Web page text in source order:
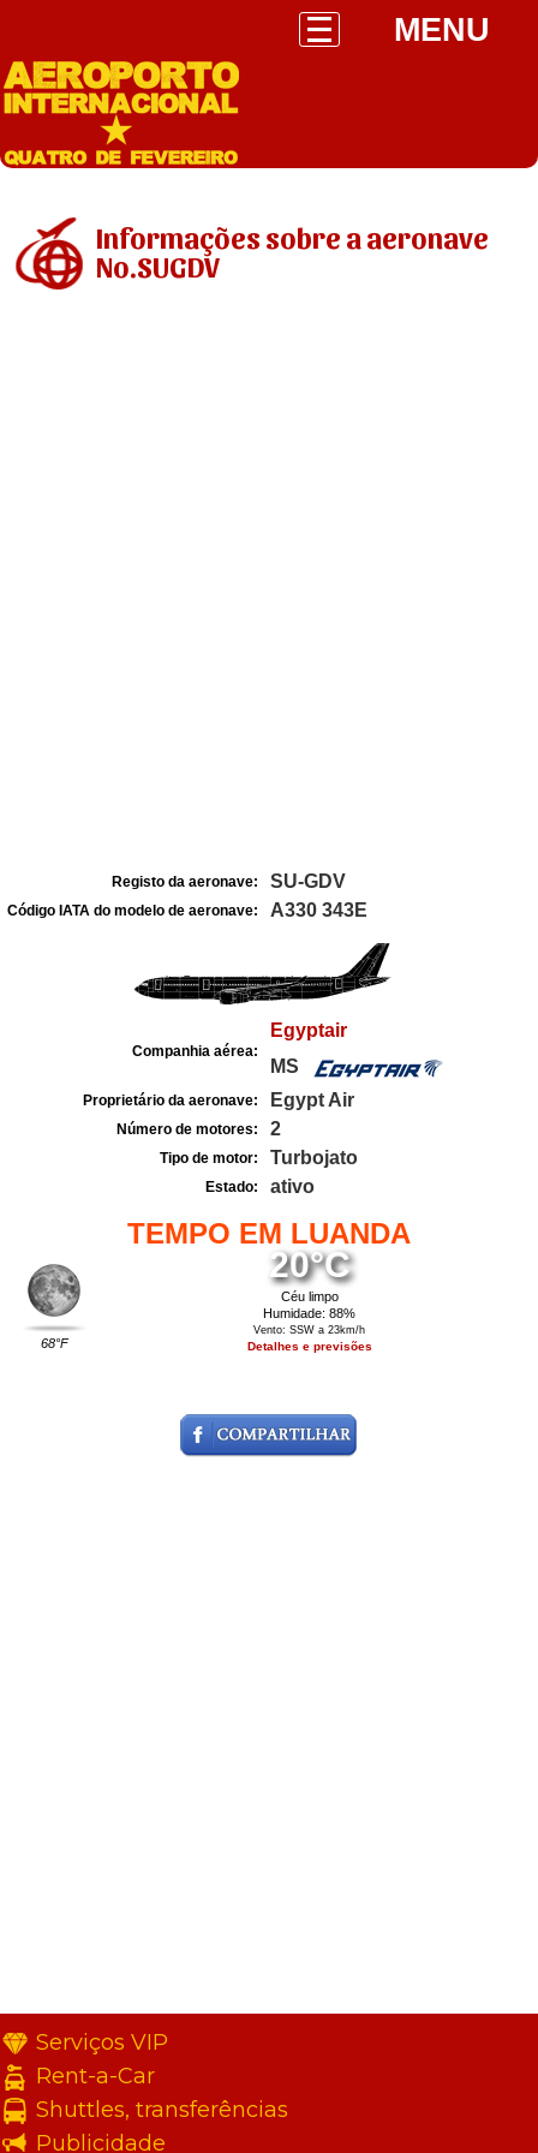
MENU
Informações sobre a aeronave
No.SUGDV
Registo da aeronave: SU-GDV
Código IATA do modelo de aeronave: A330 343E
Companhia aérea:
Egyptair
MS
Proprietário da aeronave: Egypt Air
Número de motores: 2
Tipo de motor: Turbojato
Estado: ativo
TEMPO EM LUANDA
68°F
20°C
Céu limpo
Humidade: 88%
Vento: SSW a 23km/h
Detalhes e previsões
Serviços VIP
Rent-a-Car
Shuttles, transferências
Publicidade